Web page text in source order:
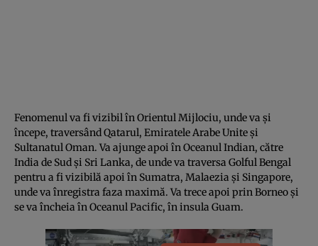
Fenomenul va fi vizibil în Orientul Mijlociu, unde va şi
începe, traversând Qatarul, Emiratele Arabe Unite şi
Sultanatul Oman. Va ajunge apoi în Oceanul Indian, către
India de Sud şi Sri Lanka, de unde va traversa Golful Bengal
pentru a fi vizibilă apoi în Sumatra, Malaezia şi Singapore,
unde va înregistra faza maximă. Va trece apoi prin Borneo şi
se va încheia în Oceanul Pacific, în insula Guam.